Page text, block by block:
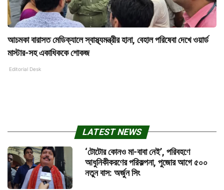
আচমকা বারাসত মেডিক্যালে স্বাস্থ্যমন্ত্রীর হানা, বেহাল পরিষেবা দেখে ওয়ার্ড
মাস্টার-সহ একাধিককে শোকজ
Editorial Desk
LATEST NEWS
‘টোটোর কোনও মা-বাবা নেই’, পরিবহণে
আধুনিকীকরণের পরিকল্পনা, পুজোর আগে ৫০০
নতুন বাস: অর্জুন সিং